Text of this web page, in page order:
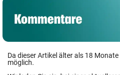
Da dieser Artikel älter als 18
möglich.